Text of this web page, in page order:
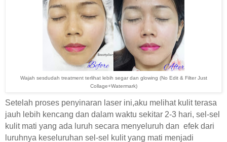
Wajah sesdudah treatment terlihat lebih segar dan glowing (No Edit & Filter Just
Collage+Watermark)
Setelah proses penyinaran laser ini,aku melihat kulit terasa
jauh lebih kencang dan dalam waktu sekitar 2-3 hari, sel-sel
kulit mati yang ada luruh secara menyeluruh dan efek dari
luruhnya keseluruhan sel-sel kulit yang mati menjadi